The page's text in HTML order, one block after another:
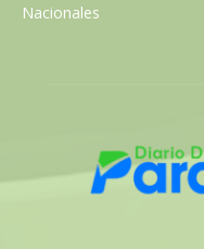
Nacionales